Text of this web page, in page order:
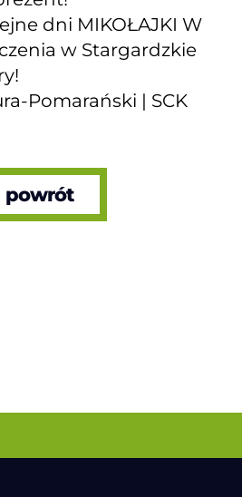
dni MIKOŁAJKI W
w Stargardzkie
Pomarański | SCK
powrót